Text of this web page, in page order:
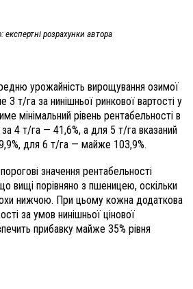
розрахунки автора
урожайність вирощування озимої
3 т/га за нинішньої ринкової вартості у
мінімальний рівень рентабельності в
4 т/га — 41,6%, а для 5 т/га вказаний
для 6 т/га — майже 103,9%.
значення рентабельності
вищі порівняно з пшеницею, оскільки
нижчою. При цьому кожна додаткова
за умов нинішньої цінової
прибавку майже 35% рівня